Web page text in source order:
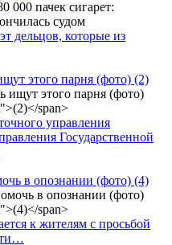
дельцов, которые из
этого парня (фото) (2)
управления
Государственной
в опознании (фото) (4)
к жителям с просьбой